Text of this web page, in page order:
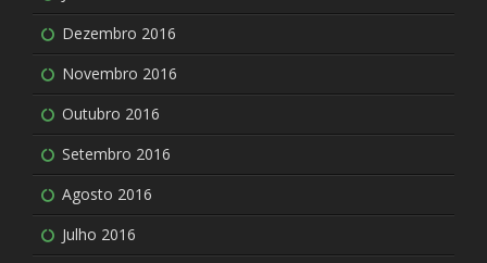
Dezembro 2016
Novembro 2016
Outubro 2016
Setembro 2016
Agosto 2016
Julho 2016